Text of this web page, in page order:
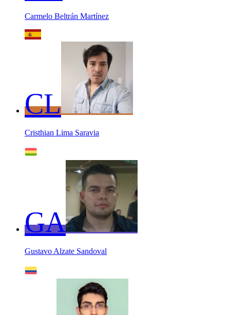
Carmelo Beltrán Martínez
CL
Cristhian Lima Saravia
GA
Gustavo Alzate Sandoval